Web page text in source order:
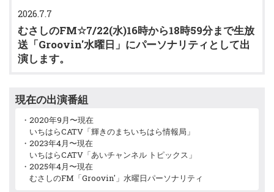
2026.7.7
むさしのFM☆7/22(水)16時から18時59分まで生放
送「Groovin'水曜日」にパーソナリティとして出
演します。
週の注目プレスリリース、今夜の一杯、他
2026.7.7
むさしのFM☆7/15(水)16時から18時59分まで生放
送「Groovin'水曜日」にパーソナリティとして出
演します。
現在の出演番組
・2020年9月〜現在
いちはらCATV「輝きのまちいちはら情報局」
・2023年4月〜現在
いちはらCATV「あいチャンネル トピックス」
・2025年4月〜現在
むさしのFM「Groovin'」水曜日パーソナリティ